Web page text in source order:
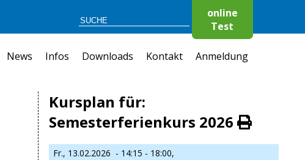
online
Test
News Infos Downloads Kontakt Anmeldung
Kursplan für:
Semesterferienkurs 2026
Fr., 13.02.2026 - 14:15 - 18:00,